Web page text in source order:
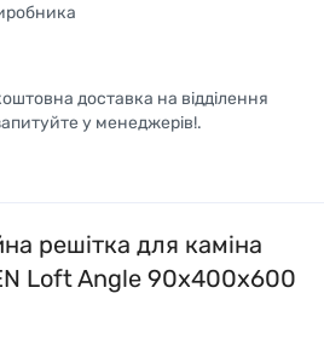
доставка на відділення
у менеджерів!.
решітка для каміна
Loft Angle 90х400х600